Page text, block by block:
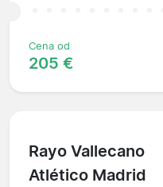
Cena od
205 €
Rayo Vallecano
Atlético Madrid